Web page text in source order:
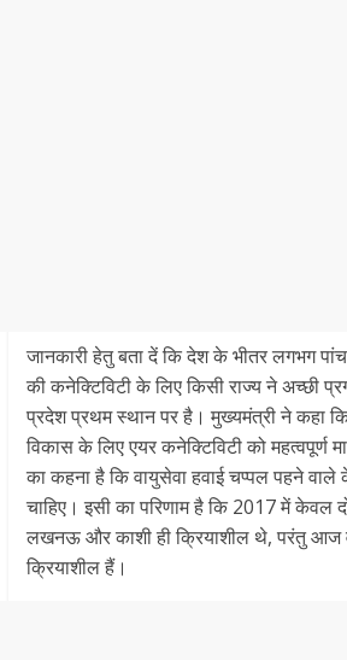
जानकारी हेतु बता दें कि देश के भीतर लगभग पांच
की कनेक्टिविटी के लिए किसी राज्य ने अच्छी
प्रदेश प्रथम स्थान पर है। मुख्यमंत्री ने कहा
विकास के लिए एयर कनेक्टिविटी को महत्वपूर्ण
का कहना है कि वायुसेवा हवाई चप्पल पहने वाले
चाहिए। इसी का परिणाम है कि 2017 में केवल
लखनऊ और काशी ही क्रियाशील थे, परंतु आज
क्रियाशील हैं।